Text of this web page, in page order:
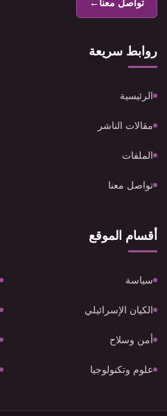
تواصل معنا←
روابط سريعة
الرئيسية
مقالات الناشر
الملفات
تواصل معنا
أقسام الموقع
سياسة
الكيان الإسرائيلي
أمن وسلاح
علوم وتكنولوجيا